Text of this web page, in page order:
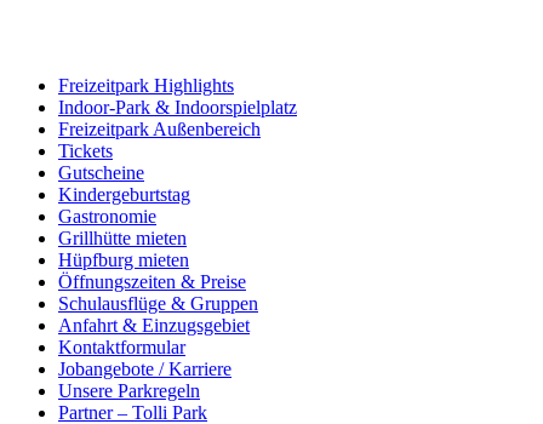
Freizeitpark Highlights
Indoor-Park & Indoorspielplatz
Freizeitpark Außenbereich
Tickets
Gutscheine
Kindergeburtstag
Gastronomie
Grillhütte mieten
Hüpfburg mieten
Öffnungszeiten & Preise
Schulausflüge & Gruppen
Anfahrt & Einzugsgebiet
Kontaktformular
Jobangebote / Karriere
Unsere Parkregeln
Partner – Tolli Park